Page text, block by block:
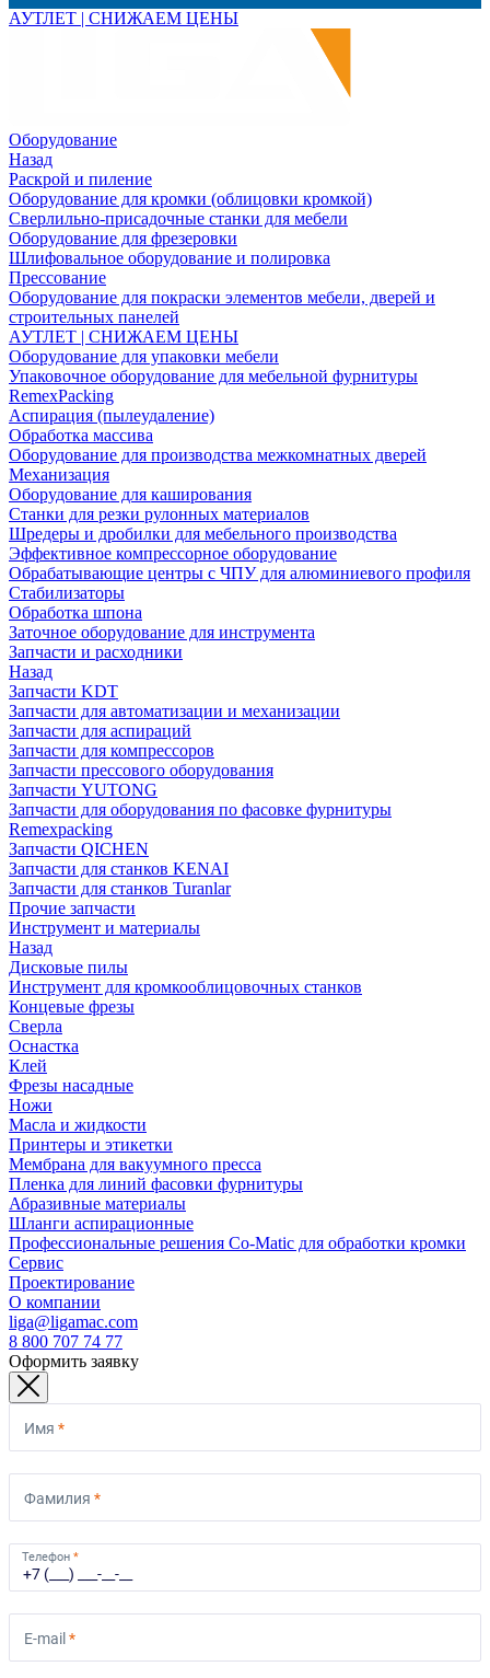
АУТЛЕТ | СНИЖАЕМ ЦЕНЫ
Оборудование
Назад
Раскрой и пиление
Оборудование для кромки (облицовки кромкой)
Сверлильно-присадочные станки для мебели
Оборудование для фрезеровки
Шлифовальное оборудование и полировка
Прессование
Оборудование для покраски элементов мебели, дверей и
строительных панелей
АУТЛЕТ | СНИЖАЕМ ЦЕНЫ
Оборудование для упаковки мебели
Упаковочное оборудование для мебельной фурнитуры
RemexPacking
Аспирация (пылеудаление)
Обработка массива
Оборудование для производства межкомнатных дверей
Механизация
Оборудование для каширования
Станки для резки рулонных материалов
Шредеры и дробилки для мебельного производства
Эффективное компрессорное оборудование
Обрабатывающие центры с ЧПУ для алюминиевого профиля
Стабилизаторы
Обработка шпона
Заточное оборудование для инструмента
Запчасти и расходники
Назад
Запчасти KDT
Запчасти для автоматизации и механизации
Запчасти для аспираций
Запчасти для компрессоров
Запчасти прессового оборудования
Запчасти YUTONG
Запчасти для оборудования по фасовке фурнитуры
Remexpacking
Запчасти QICHEN
Запчасти для станков KENAI
Запчасти для станков Turanlar
Прочие запчасти
Инструмент и материалы
Назад
Дисковые пилы
Инструмент для кромкооблицовочных станков
Концевые фрезы
Сверла
Оснастка
Клей
Фрезы насадные
Ножи
Масла и жидкости
Принтеры и этикетки
Мембрана для вакуумного пресса
Пленка для линий фасовки фурнитуры
Абразивные материалы
Шланги аспирационные
Профессиональные решения Co-Matic для обработки кромки
Сервис
Проектирование
О компании
liga@ligamac.com
8 800 707 74 77
Оформить заявку
Имя *
Фамилия *
Телефон *
E-mail *